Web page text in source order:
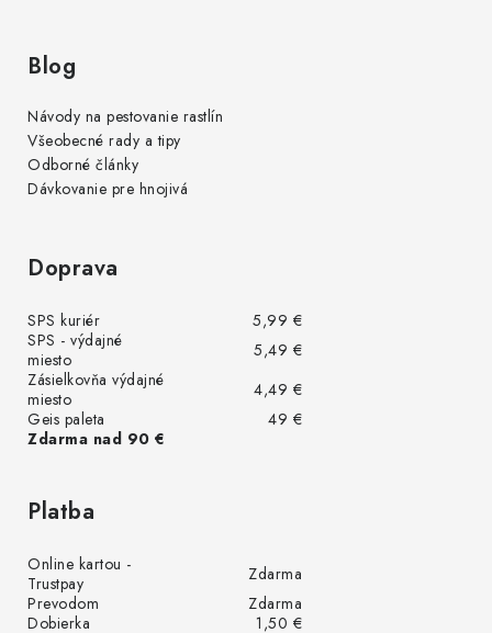
Blog
Návody na pestovanie rastlín
Všeobecné rady a tipy
Odborné články
Dávkovanie pre hnojivá
Doprava
SPS kuriér
5,99 €
SPS - výdajné
miesto
5,49 €
Zásielkovňa výdajné
miesto
4,49 €
Geis paleta
49 €
Zdarma nad 90 €
Platba
Online kartou -
Trustpay
Zdarma
Prevodom
Zdarma
Dobierka
1,50 €